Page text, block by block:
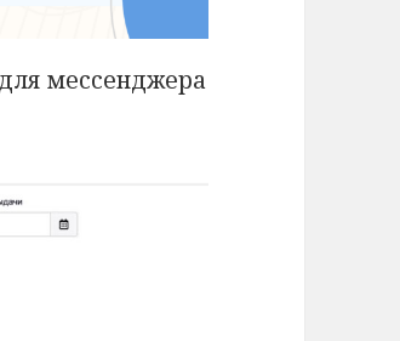
мессенджера